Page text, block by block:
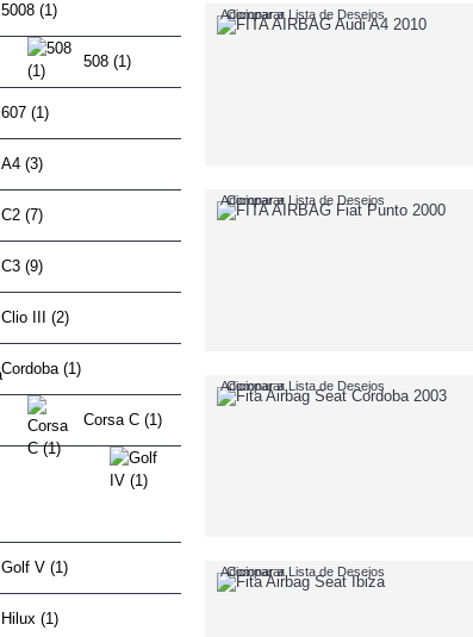
5008 (1)
508 (1)
607 (1)
A4 (3)
C2 (7)
C3 (9)
Clio III (2)
Cordoba (1)
Corsa C (1)
Golf V (1)
Hilux (1)
Adicionar a Lista de Desejos
Comparar
Adicionar a Lista de Desejos
Comparar
Adicionar a Lista de Desejos
Comparar
Adicionar a Lista de Desejos
Comparar